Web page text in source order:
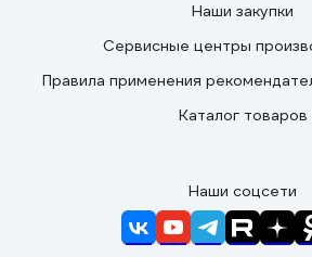
Наши закупки
Сервисные центры
Правила применения
Каталог товаров
Наши соцсети